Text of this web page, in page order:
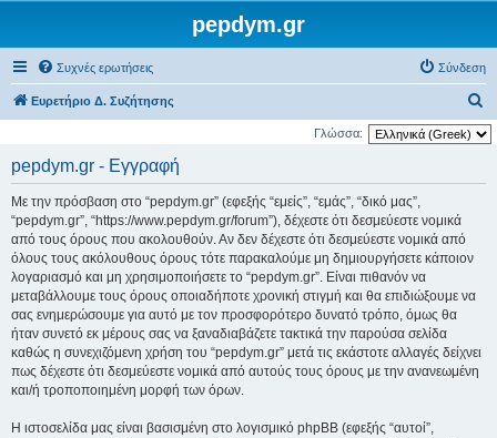
pepdym.gr
Συχνές ερωτήσεις Σύνδεση
Ευρετήριο Δ. Συζήτησης
ν
Γλώσσα:
pepdym.gr - Εγγραφή
Με την πρόσβαση στο “pepdym.gr” (εφεξής “εμείς”, “εμάς”, “δικό μας”,
“pepdym.gr”, “https://www.pepdym.gr/forum”), δέχεστε ότι δεσμεύεστε νομικά
από τους όρους που ακολουθούν. Αν δεν δέχεστε ότι δεσμεύεστε νομικά από
όλους τους ακόλουθους όρους τότε παρακαλούμε μη δημιουργήσετε κάποιον
λογαριασμό και μη χρησιμοποιήσετε το “pepdym.gr”. Είναι πιθανόν να
μεταβάλλουμε τους όρους οποιαδήποτε χρονική στιγμή και θα επιδιώξουμε να
σας ενημερώσουμε για αυτό με τον προσφορότερο δυνατό τρόπο, όμως θα
ήταν συνετό εκ μέρους σας να ξαναδιαβάζετε τακτικά την παρούσα σελίδα
καθώς η συνεχιζόμενη χρήση του “pepdym.gr” μετά τις εκάστοτε αλλαγές δείχνει
πως δέχεστε ότι δεσμεύεστε νομικά από αυτούς τους όρους με την ανανεωμένη
και/ή τροποποιημένη μορφή των όρων.
Η ιστοσελίδα μας είναι βασισμένη στο λογισμικό phpBB (εφεξής “αυτοί”,